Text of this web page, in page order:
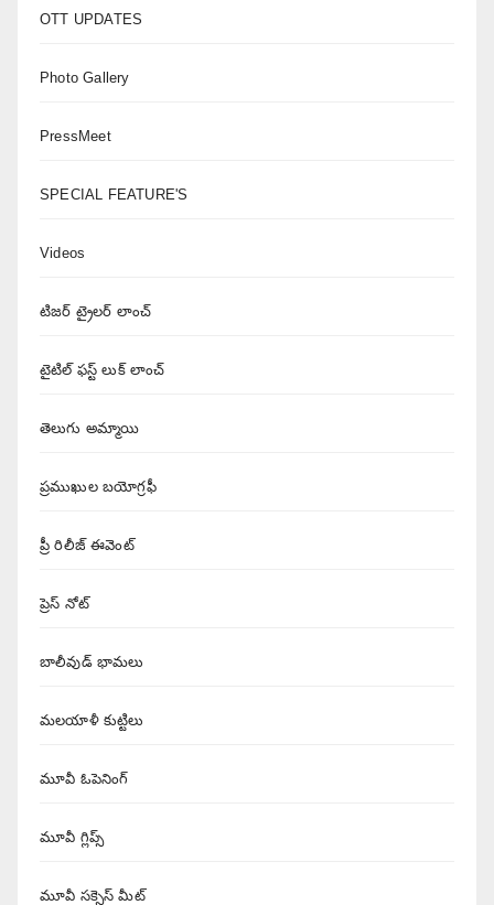
OTT UPDATES
Photo Gallery
PressMeet
SPECIAL FEATURE'S
Videos
టిజర్ ట్రైలర్ లాంచ్
టైటిల్ ఫస్ట్ లుక్ లాంచ్
తెలుగు అమ్మాయి
ప్రముఖుల బయోగ్రఫీ
ప్రీ రిలీజ్ ఈవెంట్
ప్రెస్ నోట్
బాలీవుడ్ భామలు
మలయాళీ కుట్టిలు
మూవీ ఓపెనింగ్
మూవీ గ్లిప్స్
మూవీ సక్సెస్ మీట్